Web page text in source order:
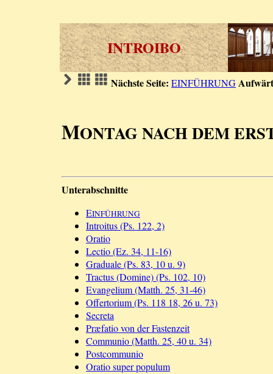
INTROIBO
Nächste Seite: EINFÜHRUNG
MONTAG NACH DEM
Unterabschnitte
EINFÜHRUNG
Introitus (Ps. 122, 2)
Oratio
Lectio (Ez. 34, 11-16)
Graduale (Ps. 83, 10 u. 9)
Tractus (Domine) (Ps. 102, 10)
Evangelium (Matth. 25, 31-46)
Offertorium (Ps. 118 18, 26 u. 73)
Secreta
Præfatio von der Fastenzeit
Communio (Matth. 25, 40 u. 34)
Postcommunio
Oratio super populum